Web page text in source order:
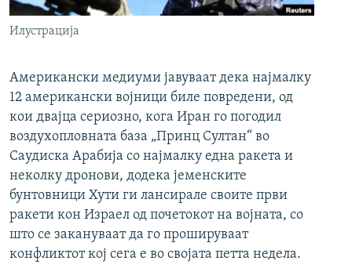
Илустрација
Американски медиуми јавуваат дека најмалку
12 американски војници биле повредени, од
кои двајца сериозно, кога Иран го погодил
воздухопловната база „Принц Султан“ во
Саудиска Арабија со најмалку една ракета и
неколку дронови, додека јеменските
бунтовници Хути ги лансирале своите први
ракети кон Израел од почетокот на војната, со
што се закануваат да го прошируваат
конфликтот кој сега е во својата петта недела.